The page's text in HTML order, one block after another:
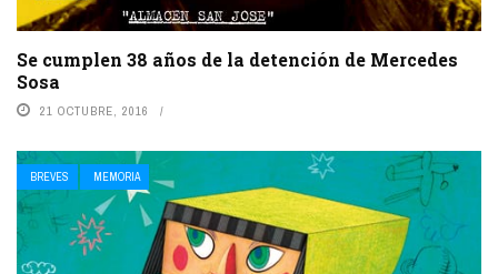
Se cumplen 38 años de la detención de Mercedes
Sosa
21 OCTUBRE, 2016
BREVES MEMORIA